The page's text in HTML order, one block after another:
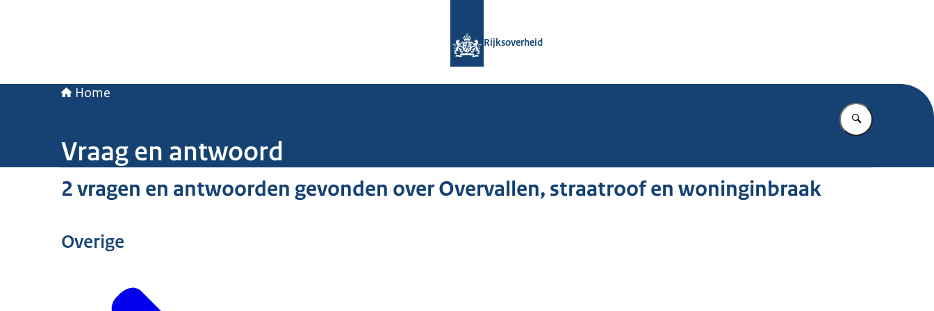
Rijksoverheid
Home
Vul in wat u
Vraag en antwoord
2 vragen en antwoorden gevonden over Overvallen, straatroof en woninginbraak
Overige